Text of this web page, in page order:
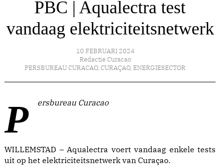
PBC | Aqualectra test
vandaag elektriciteitsnetwerk
10 FEBRUARI 2024
Redactie Curacao
PERSBUREAU CURACAO, CURAÇAO, ENERGIESECTOR
Persbureau Curacao
WILLEMSTAD – Aqualectra voert vandaag enkele tests
uit op het elektriciteitsnetwerk van Curaçao.